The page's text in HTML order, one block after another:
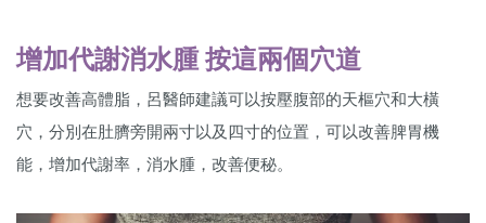
增加代謝消水腫 按這兩個穴道
想要改善高體脂，呂醫師建議可以按壓腹部的天樞穴和大橫
穴，分別在肚臍旁開兩寸以及四寸的位置，可以改善脾胃機
能，增加代謝率，消水腫，改善便秘。